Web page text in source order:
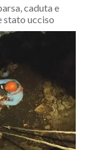
caduta e
stato ucciso